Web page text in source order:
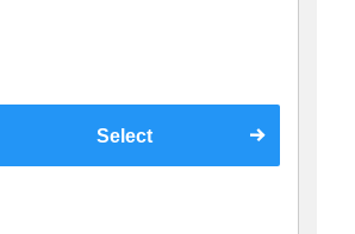
Select